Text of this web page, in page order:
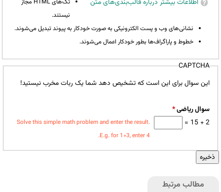
نیستند.
نشانی‌های وب و پست الکترونیکی به صورت خودکار به پیوند تبدیل می‌شوند.
خطوط و پاراگراف‌ها بطور خودکار اعمال می‌شوند.
CAPTCHA
این سوال برای این است که تشخیص دهد شما یک ربات مخرب نیستید!
سوال ریاضی*
2 + 15 =
Solve this simple math problem and enter the result.
E.g. for 1+3, enter 4.
مطالب مرتبط